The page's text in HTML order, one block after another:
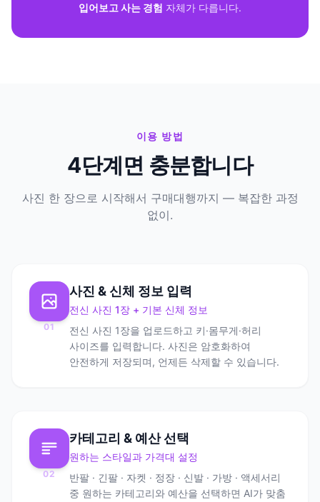
입어보고 사는 경험 자체가 다릅니다.
이용 방법
4단계면 충분합니다
사진 한 장으로 시작해서 구매대행까지 — 복잡한 과정
없이.
01
사진 & 신체 정보 입력
전신 사진 1장 + 기본 신체 정보
전신 사진 1장을 업로드하고 키·몸무게·허리
사이즈를 입력합니다. 사진은 암호화하여
안전하게 저장되며, 언제든 삭제할 수 있습니다.
02
카테고리 & 예산 선택
원하는 스타일과 가격대 설정
반팔 · 긴팔 · 자켓 · 정장 · 신발 · 가방 · 액세서리
중 원하는 카테고리와 예산을 선택하면 AI가 맞춤